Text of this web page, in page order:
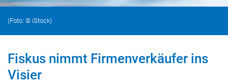
(Foto: © iStock)
Fiskus nimmt Firmenverkäufer ins
Visier